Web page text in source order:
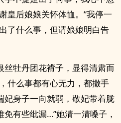
皇后娘娘关怀体恤。”我停一
了什么事，但请娘娘明白告
丝牡丹团花褙子，显得清肃而
什么事都有心无力，都撒手
妃身子一向就弱，敬妃带着胧
有些纰漏…”她清一清嗓子，